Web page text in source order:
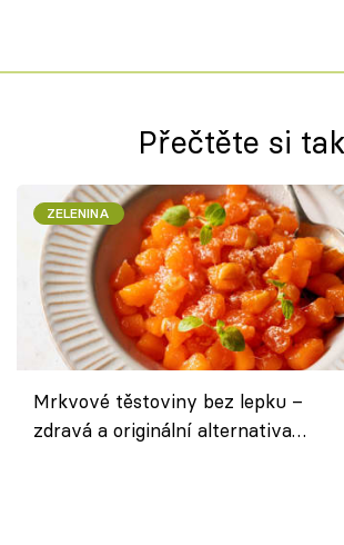
Přečtěte si
ZELENINA
Mrkvové těstoviny bez lepku –
zdravá a originální alternativa